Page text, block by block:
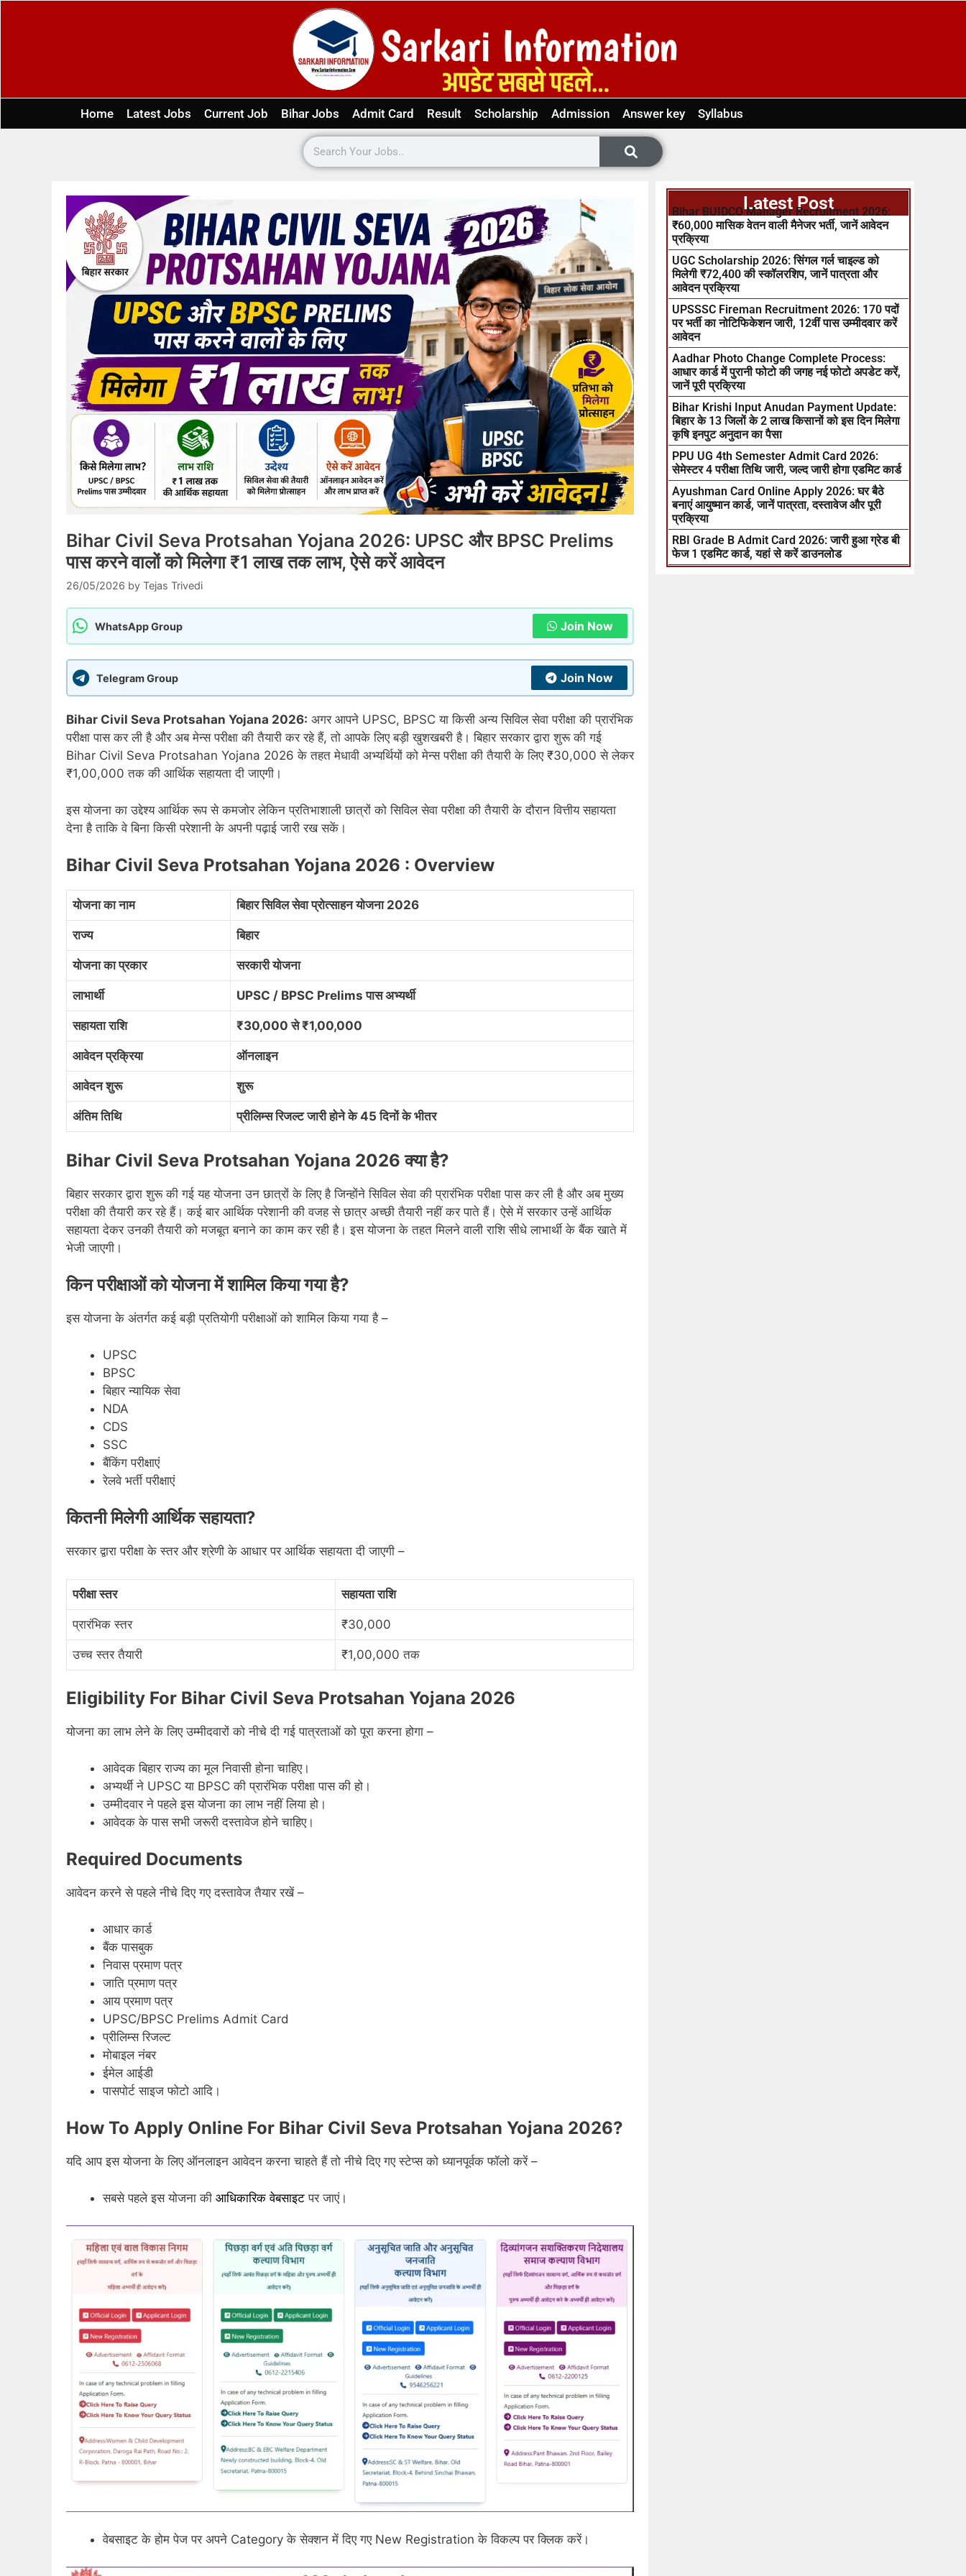
Home Latest Jobs Current Job Bihar Jobs Admit Card Result Scholarship Admission Answer key Syllabus
Bihar Civil Seva Protsahan Yojana 2026: UPSC और BPSC Prelims
पास करने वालों को मिलेगा ₹1 लाख तक लाभ, ऐसे करें आवेदन
26/05/2026 by Tejas Trivedi
WhatsApp Group Join Now
Telegram Group Join Now
Bihar Civil Seva Protsahan Yojana 2026: अगर आपने UPSC, BPSC या किसी अन्य सिविल सेवा परीक्षा की प्रारंभिक
परीक्षा पास कर ली है और अब मेन्स परीक्षा की तैयारी कर रहे हैं, तो आपके लिए बड़ी खुशखबरी है। बिहार सरकार द्वारा शुरू की गई
Bihar Civil Seva Protsahan Yojana 2026 के तहत मेधावी अभ्यर्थियों को मेन्स परीक्षा की तैयारी के लिए ₹30,000 से लेकर
₹1,00,000 तक की आर्थिक सहायता दी जाएगी।
इस योजना का उद्देश्य आर्थिक रूप से कमजोर लेकिन प्रतिभाशाली छात्रों को सिविल सेवा परीक्षा की तैयारी के दौरान वित्तीय सहायता
देना है ताकि वे बिना किसी परेशानी के अपनी पढ़ाई जारी रख सकें।
Bihar Civil Seva Protsahan Yojana 2026 : Overview
योजना का नाम बिहार सिविल सेवा प्रोत्साहन योजना 2026
राज्य बिहार
योजना का प्रकार सरकारी योजना
लाभार्थी UPSC / BPSC Prelims पास अभ्यर्थी
सहायता राशि ₹30,000 से ₹1,00,000
आवेदन प्रक्रिया ऑनलाइन
आवेदन शुरू शुरू
अंतिम तिथि प्रीलिम्स रिजल्ट जारी होने के 45 दिनों के भीतर
Bihar Civil Seva Protsahan Yojana 2026 क्या है?
बिहार सरकार द्वारा शुरू की गई यह योजना उन छात्रों के लिए है जिन्होंने सिविल सेवा की प्रारंभिक परीक्षा पास कर ली है और अब मुख्य
परीक्षा की तैयारी कर रहे हैं। कई बार आर्थिक परेशानी की वजह से छात्र अच्छी तैयारी नहीं कर पाते हैं। ऐसे में सरकार उन्हें आर्थिक
सहायता देकर उनकी तैयारी को मजबूत बनाने का काम कर रही है। इस योजना के तहत मिलने वाली राशि सीधे लाभार्थी के बैंक खाते में
भेजी जाएगी।
किन परीक्षाओं को योजना में शामिल किया गया है?
इस योजना के अंतर्गत कई बड़ी प्रतियोगी परीक्षाओं को शामिल किया गया है –
UPSC
BPSC
बिहार न्यायिक सेवा
NDA
CDS
SSC
बैंकिंग परीक्षाएं
रेलवे भर्ती परीक्षाएं
कितनी मिलेगी आर्थिक सहायता?
सरकार द्वारा परीक्षा के स्तर और श्रेणी के आधार पर आर्थिक सहायता दी जाएगी –
परीक्षा स्तर सहायता राशि
प्रारंभिक स्तर ₹30,000
उच्च स्तर तैयारी ₹1,00,000 तक
Eligibility For Bihar Civil Seva Protsahan Yojana 2026
योजना का लाभ लेने के लिए उम्मीदवारों को नीचे दी गई पात्रताओं को पूरा करना होगा –
आवेदक बिहार राज्य का मूल निवासी होना चाहिए।
अभ्यर्थी ने UPSC या BPSC की प्रारंभिक परीक्षा पास की हो।
उम्मीदवार ने पहले इस योजना का लाभ नहीं लिया हो।
आवेदक के पास सभी जरूरी दस्तावेज होने चाहिए।
Required Documents
आवेदन करने से पहले नीचे दिए गए दस्तावेज तैयार रखें –
आधार कार्ड
बैंक पासबुक
निवास प्रमाण पत्र
जाति प्रमाण पत्र
आय प्रमाण पत्र
UPSC/BPSC Prelims Admit Card
प्रीलिम्स रिजल्ट
मोबाइल नंबर
ईमेल आईडी
पासपोर्ट साइज फोटो आदि।
How To Apply Online For Bihar Civil Seva Protsahan Yojana 2026?
यदि आप इस योजना के लिए ऑनलाइन आवेदन करना चाहते हैं तो नीचे दिए गए स्टेप्स को ध्यानपूर्वक फॉलो करें –
सबसे पहले इस योजना की आधिकारिक वेबसाइट पर जाएं।
वेबसाइट के होम पेज पर अपने Category के सेक्शन में दिए गए New Registration के विकल्प पर क्लिक करें।
Latest Post
Bihar BUIDCO Manager Recruitment 2026:
₹60,000 मासिक वेतन वाली मैनेजर भर्ती, जानें आवेदन
प्रक्रिया
UGC Scholarship 2026: सिंगल गर्ल चाइल्ड को
मिलेगी ₹72,400 की स्कॉलरशिप, जानें पात्रता और
आवेदन प्रक्रिया
UPSSSC Fireman Recruitment 2026: 170 पदों
पर भर्ती का नोटिफिकेशन जारी, 12वीं पास उम्मीदवार करें
आवेदन
Aadhar Photo Change Complete Process:
आधार कार्ड में पुरानी फोटो की जगह नई फोटो अपडेट करें,
जानें पूरी प्रक्रिया
Bihar Krishi Input Anudan Payment Update:
बिहार के 13 जिलों के 2 लाख किसानों को इस दिन मिलेगा
कृषि इनपुट अनुदान का पैसा
PPU UG 4th Semester Admit Card 2026:
सेमेस्टर 4 परीक्षा तिथि जारी, जल्द जारी होगा एडमिट कार्ड
Ayushman Card Online Apply 2026: घर बैठे
बनाएं आयुष्मान कार्ड, जानें पात्रता, दस्तावेज और पूरी
प्रक्रिया
RBI Grade B Admit Card 2026: जारी हुआ ग्रेड बी
फेज 1 एडमिट कार्ड, यहां से करें डाउनलोड